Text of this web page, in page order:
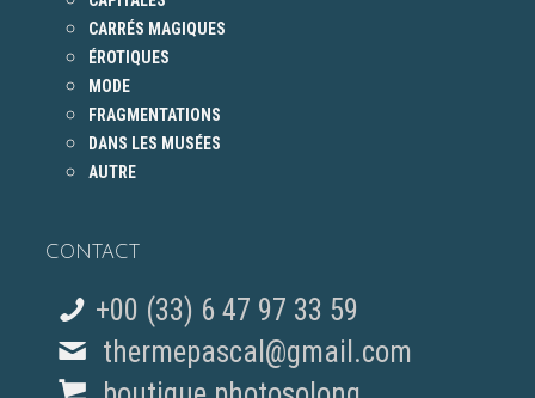
CARRÉS MAGIQUES
ÉROTIQUES
MODE
FRAGMENTATIONS
DANS LES MUSÉES
AUTRE
CONTACT
+00 (33) 6 47 97 33 59
thermepascal@gmail.com